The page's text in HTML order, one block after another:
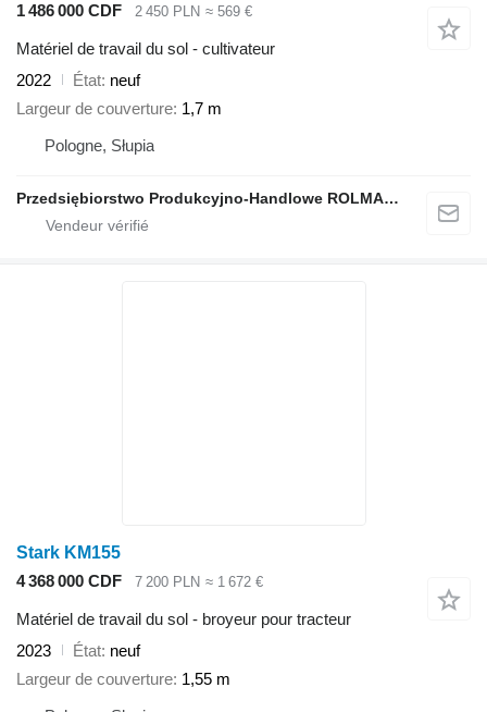
1 486 000 CDF
2 450 PLN ≈ 569 €
Matériel de travail du sol - cultivateur
2022
État neuf
Largeur de couverture 1,7 m
Pologne, Słupia
Przedsiębiorstwo Produkcyjno-Handlowe ROLMAPOL Marcin Dziekan
Stark KM155
4 368 000 CDF
7 200 PLN ≈ 1 672 €
Matériel de travail du sol - broyeur pour tracteur
2023
État neuf
Largeur de couverture 1,55 m